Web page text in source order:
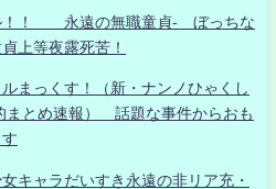
！！ 永遠の無職童貞- ぼっちな
上等夜露死苦！
まっくす！（新・ナンノひゃくし
まとめ速報） 話題な事件からおも
キャラだいすき永遠の非リア充・